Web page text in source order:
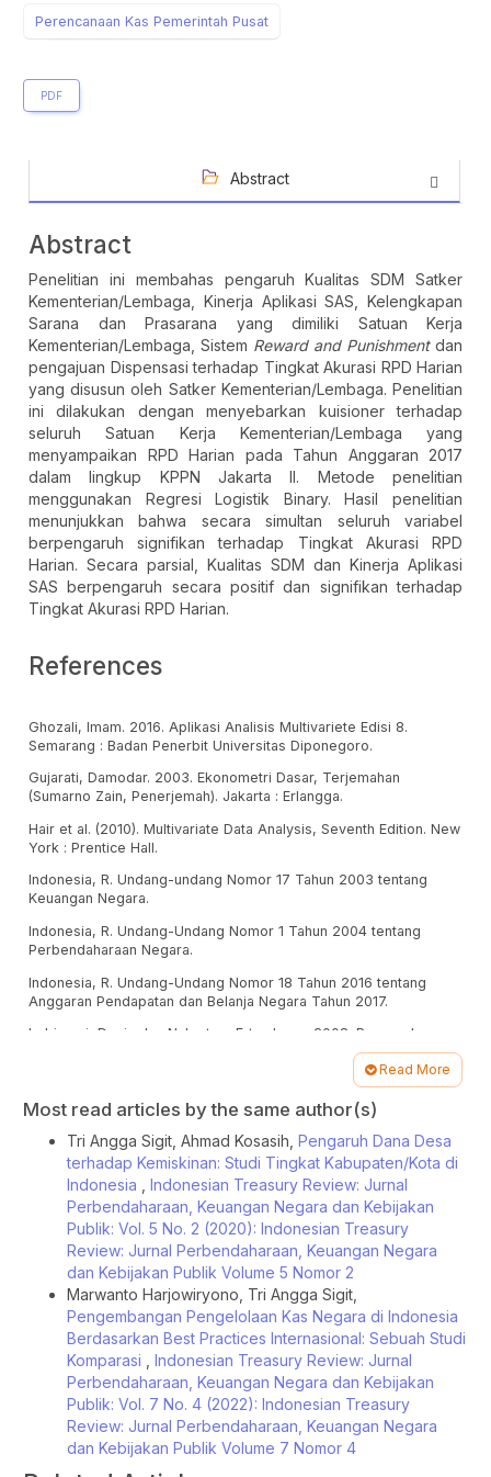
Perencanaan Kas Pemerintah Pusat
PDF
Abstract
Abstract
Penelitian ini membahas pengaruh Kualitas SDM Satker
Kementerian/Lembaga, Kinerja Aplikasi SAS, Kelengkapan
Sarana dan Prasarana yang dimiliki Satuan Kerja
Kementerian/Lembaga, Sistem Reward and Punishmentdan
pengajuan Dispensasi terhadap Tingkat Akurasi RPD Harian
yang disusun oleh Satker Kementerian/Lembaga. Penelitian
ini dilakukan dengan menyebarkan kuisioner terhadap
seluruh Satuan Kerja Kementerian/Lembaga yang
menyampaikan RPD Harian pada Tahun Anggaran 2017
dalam lingkup KPPN Jakarta II. Metode penelitian
menggunakan Regresi Logistik Binary. Hasil penelitian
menunjukkan bahwa secara simultan seluruh variabel
berpengaruh signifikan terhadap Tingkat Akurasi RPD
Harian. Secara parsial, Kualitas SDM dan Kinerja Aplikasi
SAS berpengaruh secara positif dan signifikan terhadap
Tingkat Akurasi RPD Harian.
References
Ghozali, Imam. 2016. Aplikasi Analisis Multivariete Edisi 8.
Semarang : Badan Penerbit Universitas Diponegoro.
Gujarati, Damodar. 2003. Ekonometri Dasar, Terjemahan
(Sumarno Zain, Penerjemah). Jakarta : Erlangga.
Hair et al. (2010). Multivariate Data Analysis, Seventh Edition. New
York : Prentice Hall.
Indonesia, R. Undang-undang Nomor 17 Tahun 2003 tentang
Keuangan Negara.
Indonesia, R. Undang-Undang Nomor 1 Tahun 2004 tentang
Perbendaharaan Negara.
Indonesia, R. Undang-Undang Nomor 18 Tahun 2016 tentang
Anggaran Pendapatan dan Belanja Negara Tahun 2017.
Indriasari, Desi., dan Nahartyo, Ertambang. 2008. Pengaruh
Kapasitas Sumber Daya Manusia, Pemanfaatan Teknologi
Informasi Dan Pengendalian Intern Akuntansi Terhadap Nilai
Informasi Pelaporan Keuangan Pemerintah Daerah. Simposium
Nasional Akuntansi 11 Pontianak.
Ivancevich, Konopaske dan Matteson. 2006. Perilaku Manajemen
dan Organisasi (Gina Gania, Penerjemah). Jakarta : PT. Erlangga.
Izzati, khairina Nur. 2011. Pengaruh Gaya Kepemimpinan Dan
Kualitas Sumber Daya Manusia Terhadap Penerapan Anggaran
Berbasis Kinerja Badan Layanan Umum (Studi Pada BLU
Universitas Diponegoro Semarang) Skripsi. Semarang :
Universitas Diponegoro.
Lienert, Ian. 2009. Modernizing Cash Management, working
paper. International Monetary Fund.
Mu, Yibin. 2006. Government Cash Management : Good Practice
& Capacity-Building Framework, working paper. World Bank :
Financial Sector Discussion Series.
Mulyani, Sri. 2008. Analisis Pengaruh Faktor-Faktor Kecerdasan
Emosi Terhadap Komunikasi Interpersonal Perawat Dengan
Pasien Di Unit Rawat Inap RSJD Dr. Amino Gondohutomo
Read More
Article
Details
Most read articles by the same author(s)
Tri Angga Sigit, Ahmad Kosasih, Pengaruh Dana Desa
terhadap Kemiskinan: Studi Tingkat Kabupaten/Kota di
Indonesia
Indonesian Treasury Review: Jurnal
Perbendaharaan, Keuangan Negara dan Kebijakan
Publik: Vol. 5 No. 2 (2020): Indonesian Treasury
Review: Jurnal Perbendaharaan, Keuangan Negara
dan Kebijakan Publik Volume 5 Nomor 2
Marwanto Harjowiryono, Tri Angga Sigit,
Pengembangan Pengelolaan Kas Negara di Indonesia
Berdasarkan Best Practices Internasional: Sebuah Studi
Komparasi
Indonesian Treasury Review: Jurnal
Perbendaharaan, Keuangan Negara dan Kebijakan
Publik: Vol. 7 No. 4 (2022): Indonesian Treasury
Review: Jurnal Perbendaharaan, Keuangan Negara
dan Kebijakan Publik Volume 7 Nomor 4